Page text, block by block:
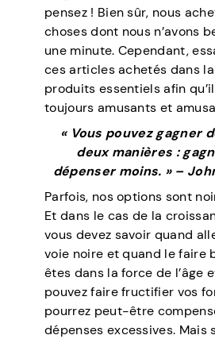
pensez ! Bien sûr, nous
choses dont nous n’avons
une minute. Cependant,
ces articles achetés dans
produits essentiels afin
toujours amusants et
« Vous pouvez gagner
deux manières :
dépenser moins. » –
Parfois, nos options sont
Et dans le cas de la
vous devez savoir quand
voie noire et quand le faire
êtes dans la force de l’âge
pouvez faire fructifier vos
pourrez peut-être
dépenses excessives. Mais